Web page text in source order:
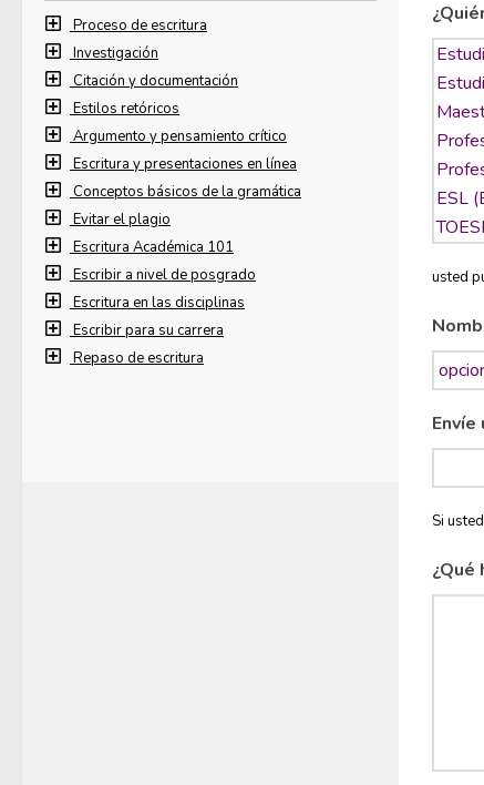
usted
Si
¿Qué
Proceso de escritura
Investigación
Citación y documentación
Estilos retóricos
Argumento y pensamiento crítico
Escritura y presentaciones en línea
Conceptos básicos de la gramática
Evitar el plagio
Escritura Académica 101
Escribir a nivel de posgrado
Escritura en las disciplinas
Escribir para su carrera
Repaso de escritura